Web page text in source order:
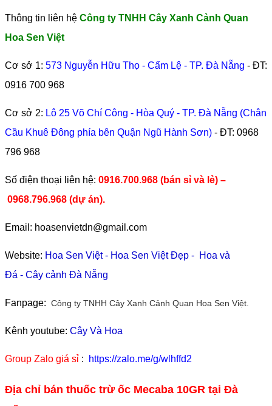
Thông tin liên hệ Công ty TNHH Cây Xanh Cảnh Quan
Hoa Sen Việt
Cơ sở 1: 573 Nguyễn Hữu Thọ - Cẩm Lệ - TP. Đà Nẵng - ĐT:
0916 700 968
Cơ sở 2: Lô 25 Võ Chí Công - Hòa Quý - TP. Đà Nẵng (Chân
Cầu Khuê Đông phía bên Quận Ngũ Hành Sơn) - ĐT: 0968
796 968
​Số điện thoại liên hệ: 0916.700.968 (bán sỉ và lẻ) –
0968.796.968 (dự án).
Email: hoasenvietdn@gmail.com
Website: Hoa Sen Việt- Hoa Sen Việt Đẹp - Hoa và
Đá - Cây cảnh Đà Nẵng
Fanpage: Công ty TNHH Cây Xanh Cảnh Quan Hoa Sen Việt.
Kênh youtube: Cây Và Hoa
Group Zalo giá sỉ : https://zalo.me/g/wlhffd2
Địa chỉ bán thuốc trừ ốc Mecaba 10GR tại Đà